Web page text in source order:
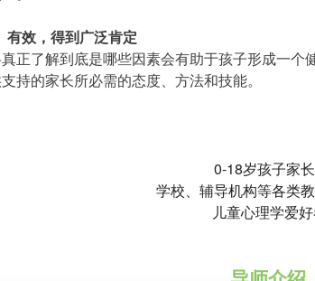
有效，得到广泛肯定
正了解到底是哪些因素会有助于孩子形成一
持的家长所必需的态度、方法和技能。
0-18岁孩子家长
学校、辅导机构等各类
儿童心理学爱